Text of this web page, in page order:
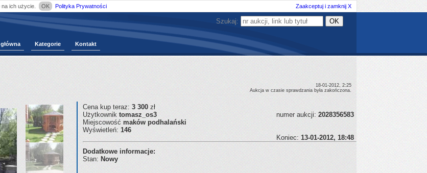
ich użycie. OK Polityka Prywatności Zaakceptuj i zamknij X
Kategorie Kontakt
Szukaj:
18-01-2012, 2:25
Aukcja w czasie sprawdzania była zakończona.
Cena kup teraz: 3 300 zł
Użytkownik tomasz_os3 numer aukcji: 2028356583
Miejscowość maków podhalański
Wyświetleń: 146
Koniec: 13-01-2012, 18:48
Dodatkowe informacje:
Stan: Nowy